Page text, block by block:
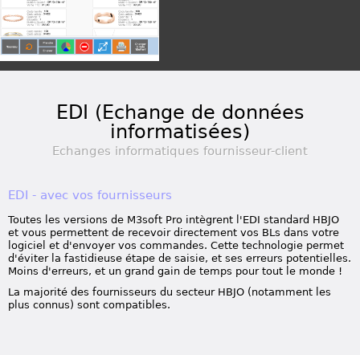
EDI (Echange de données
informatisées)
Echanges informatiques fournisseur-client
EDI - avec vos fournisseurs
Toutes les versions de M3soft Pro intègrent l'EDI standard HBJO
et vous permettent de recevoir directement vos BLs dans votre
logiciel et d'envoyer vos commandes. Cette technologie permet
d'éviter la fastidieuse étape de saisie, et ses erreurs potentielles.
Moins d'erreurs, et un grand gain de temps pour tout le monde !
La majorité des fournisseurs du secteur HBJO (notamment les
plus connus) sont compatibles.